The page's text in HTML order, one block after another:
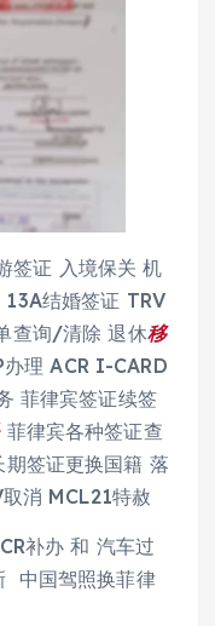
签证 入境保关 机
结婚签证 TRV
查询/清除 退休移
理 ACR I-CARD
菲律宾签证续签
菲律宾各种签证查
签证更换国籍 落
消 MCL21特赦
补办 和 汽车过
中国驾照换菲律